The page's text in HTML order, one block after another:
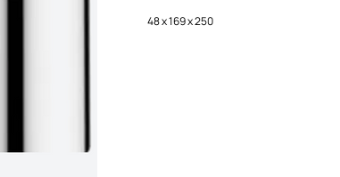
48 x 169 x 250